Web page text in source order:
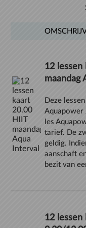
12 lessen
maandag
Deze
Aquapower
les
tarief. De
geldig.
aanschaft
bezit van
12 lessen